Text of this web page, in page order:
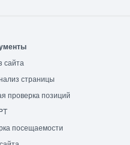
сайта
страницы
проверка позиций
посещаемости